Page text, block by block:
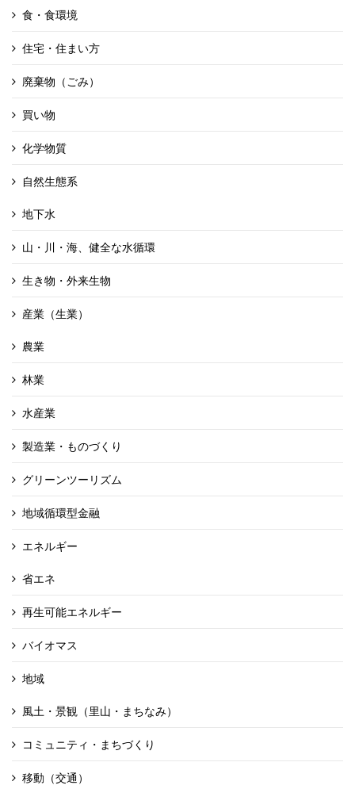
食・食環境
住宅・住まい方
廃棄物（ごみ）
買い物
化学物質
自然生態系
地下水
山・川・海、健全な水循環
生き物・外来生物
産業（生業）
農業
林業
水産業
製造業・ものづくり
グリーンツーリズム
地域循環型金融
エネルギー
省エネ
再生可能エネルギー
バイオマス
地域
風土・景観（里山・まちなみ）
コミュニティ・まちづくり
移動（交通）